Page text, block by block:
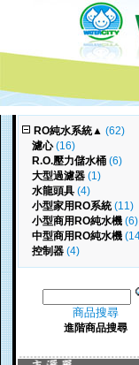
RO純水系統▲ (62)
濾心(16)
R.O.壓力儲水桶 (6)
大型過濾器 (1)
水龍頭具 (4)
小型家用RO系統(11)
小型商用RO純水機 (6)
中型商用RO純水機
控制器 (4)
商品搜尋
進階商品搜尋